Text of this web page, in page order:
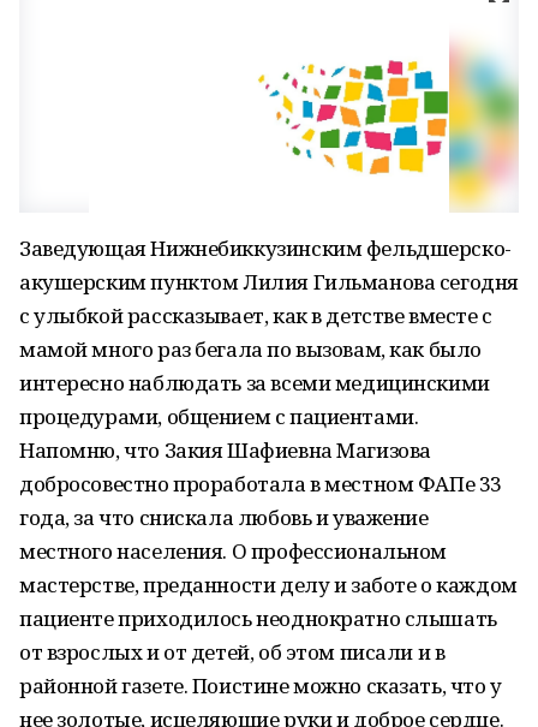
Заведующая Нижнебиккузинским фельдшерско-
акушерским пунктом Лилия Гильманова сегодня
с улыбкой рассказывает, как в детстве вместе с
мамой много раз бегала по вызовам, как было
интересно наблюдать за всеми медицинскими
процедурами, общением с пациентами.
Напомню, что Закия Шафиевна Магизова
добросовестно проработала в местном ФАПе 33
года, за что снискала любовь и уважение
местного населения. О профессиональном
мастерстве, преданности делу и заботе о каждом
пациенте приходилось неоднократно слышать
от взрослых и от детей, об этом писали и в
районной газете. Поистине можно сказать, что у
нее золотые, исцеляющие руки и доброе сердце.